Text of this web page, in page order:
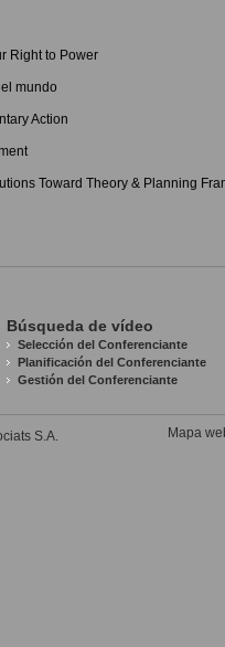
Right to Power
mundo
Action
Toward Theory & Planning
Búsqueda de vídeo
Selección del Conferenciante
Planificación del Conferenciante
Gestión del Conferenciante
S.A. Mapa